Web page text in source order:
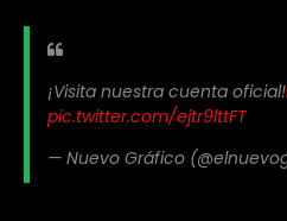
¡Visita nuestra cuenta oficial!
pic.twitter.com/ejtr9lttFT
— Nuevo Gráfico